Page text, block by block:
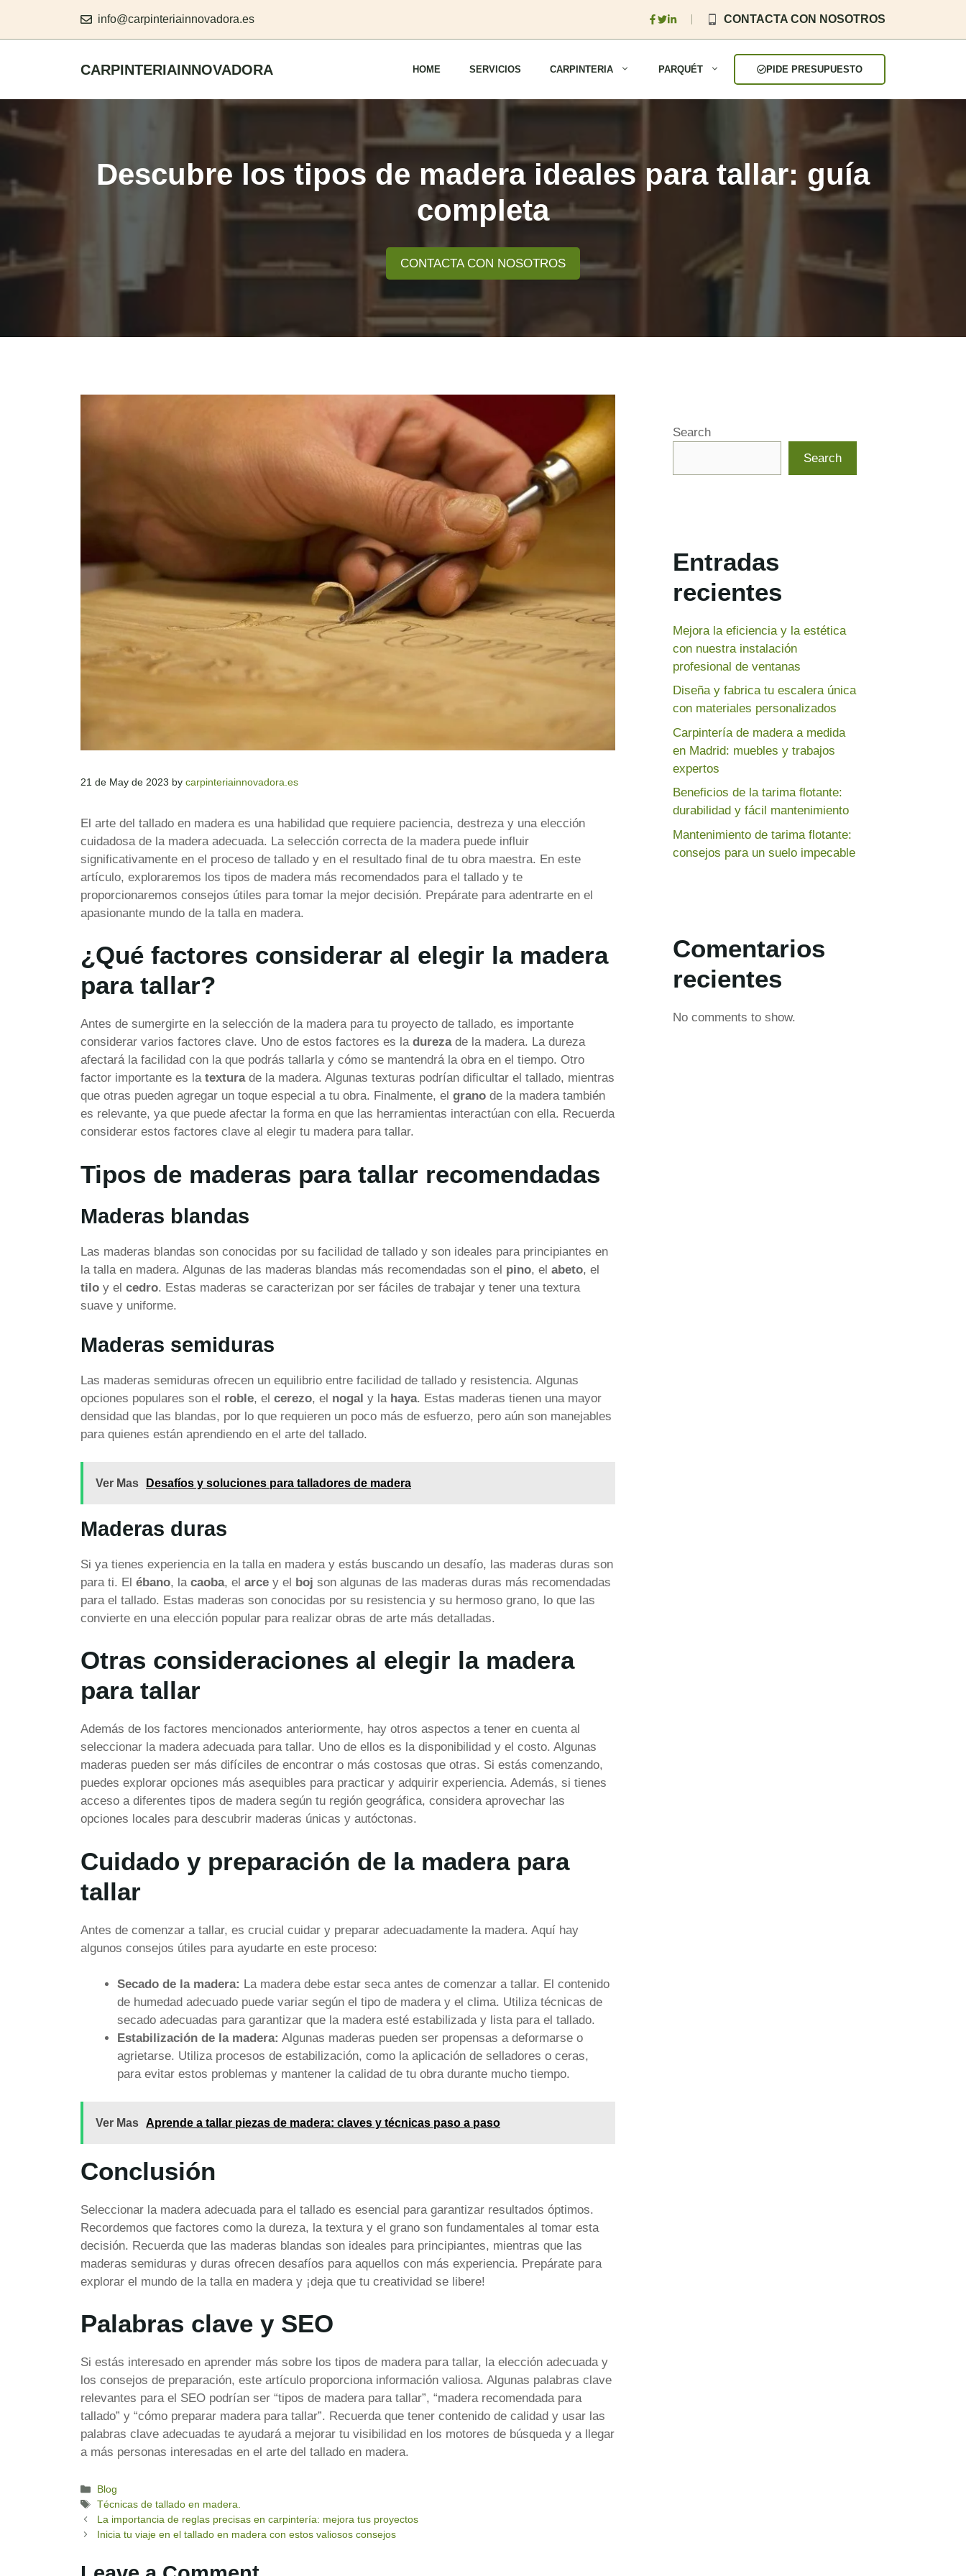
content
info@carpinteriainnovadora.es CONTACTA CON NOSOTROS
CARPINTERIAINNOVADORA HOME SERVICIOS CARPINTERIA PARQUÉT PIDE PRESUPUESTO
Descubre los tipos de madera ideales para tallar: guía
completa
CONTACTA CON NOSOTROS
21 de May de 2023 by carpinteriainnovadora.es
El arte del tallado en madera es una habilidad que requiere paciencia, destreza y una elección
cuidadosa de la madera adecuada. La selección correcta de la madera puede influir
significativamente en el proceso de tallado y en el resultado final de tu obra maestra. En este
artículo, exploraremos los tipos de madera más recomendados para el tallado y te
proporcionaremos consejos útiles para tomar la mejor decisión. Prepárate para adentrarte en el
apasionante mundo de la talla en madera.
¿Qué factores considerar al elegir la madera
para tallar?
Antes de sumergirte en la selección de la madera para tu proyecto de tallado, es importante
considerar varios factores clave. Uno de estos factores es la durezade la madera. La dureza
afectará la facilidad con la que podrás tallarla y cómo se mantendrá la obra en el tiempo. Otro
factor importante es la texturade la madera. Algunas texturas podrían dificultar el tallado, mientras
que otras pueden agregar un toque especial a tu obra. Finalmente, el grano de la madera también
es relevante, ya que puede afectar la forma en que las herramientas interactúan con ella. Recuerda
considerar estos factores clave al elegir tu madera para tallar.
Tipos de maderas para tallar recomendadas
Maderas blandas
Las maderas blandas son conocidas por su facilidad de tallado y son ideales para principiantes en
la talla en madera. Algunas de las maderas blandas más recomendadas son el pino, el abeto, el
tilo y el cedro. Estas maderas se caracterizan por ser fáciles de trabajar y tener una textura
suave y uniforme.
Maderas semiduras
Las maderas semiduras ofrecen un equilibrio entre facilidad de tallado y resistencia. Algunas
opciones populares son el roble, el cerezo, el nogal y la haya. Estas maderas tienen una mayor
densidad que las blandas, por lo que requieren un poco más de esfuerzo, pero aún son manejables
para quienes están aprendiendo en el arte del tallado.
Ver Mas Desafíos y soluciones para talladores de madera
Maderas duras
Si ya tienes experiencia en la talla en madera y estás buscando un desafío, las maderas duras son
para ti. El ébano, la caoba, el arce y el boj son algunas de las maderas duras más recomendadas
para el tallado. Estas maderas son conocidas por su resistencia y su hermoso grano, lo que las
convierte en una elección popular para realizar obras de arte más detalladas.
Otras consideraciones al elegir la madera
para tallar
Además de los factores mencionados anteriormente, hay otros aspectos a tener en cuenta al
seleccionar la madera adecuada para tallar. Uno de ellos es la disponibilidad y el costo. Algunas
maderas pueden ser más difíciles de encontrar o más costosas que otras. Si estás comenzando,
puedes explorar opciones más asequibles para practicar y adquirir experiencia. Además, si tienes
acceso a diferentes tipos de madera según tu región geográfica, considera aprovechar las
opciones locales para descubrir maderas únicas y autóctonas.
Cuidado y preparación de la madera para
tallar
Antes de comenzar a tallar, es crucial cuidar y preparar adecuadamente la madera. Aquí hay
algunos consejos útiles para ayudarte en este proceso:
Secado de la madera: La madera debe estar seca antes de comenzar a tallar. El contenido
de humedad adecuado puede variar según el tipo de madera y el clima. Utiliza técnicas de
secado adecuadas para garantizar que la madera esté estabilizada y lista para el tallado.
Estabilización de la madera: Algunas maderas pueden ser propensas a deformarse o
agrietarse. Utiliza procesos de estabilización, como la aplicación de selladores o ceras,
para evitar estos problemas y mantener la calidad de tu obra durante mucho tiempo.
Ver Mas Aprende a tallar piezas de madera: claves y técnicas paso a paso
Conclusión
Seleccionar la madera adecuada para el tallado es esencial para garantizar resultados óptimos.
Recordemos que factores como la dureza, la textura y el grano son fundamentales al tomar esta
decisión. Recuerda que las maderas blandas son ideales para principiantes, mientras que las
maderas semiduras y duras ofrecen desafíos para aquellos con más experiencia. Prepárate para
explorar el mundo de la talla en madera y ¡deja que tu creatividad se libere!
Palabras clave y SEO
Si estás interesado en aprender más sobre los tipos de madera para tallar, la elección adecuada y
los consejos de preparación, este artículo proporciona información valiosa. Algunas palabras clave
relevantes para el SEO podrían ser “tipos de madera para tallar”, “madera recomendada para
tallado” y “cómo preparar madera para tallar”. Recuerda que tener contenido de calidad y usar las
palabras clave adecuadas te ayudará a mejorar tu visibilidad en los motores de búsqueda y a llegar
a más personas interesadas en el arte del tallado en madera.
Categories
Blog
Tags
Técnicas de tallado en madera.
La importancia de reglas precisas en carpintería: mejora tus proyectos
Inicia tu viaje en el tallado en madera con estos valiosos consejos
Search
Search
Entradas
recientes
Mejora la eficiencia y la estética
con nuestra instalación
profesional de ventanas
Diseña y fabrica tu escalera única
con materiales personalizados
Carpintería de madera a medida
en Madrid: muebles y trabajos
expertos
Beneficios de la tarima flotante:
durabilidad y fácil mantenimiento
Mantenimiento de tarima flotante:
consejos para un suelo impecable
Comentarios
recientes
No comments to show.